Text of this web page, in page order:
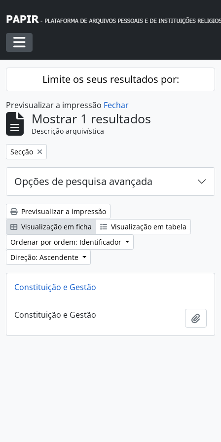
Toggle navigation
Limite os seus resultados por:
Previsualizar a impressão Fechar
Mostrar 1 resultados
Descrição arquivística
Remover filtro:
Secção
Opções de pesquisa avançada
Previsualizar a impressão
Visualização em ficha
Visualização em tabela
Ordenar por ordem: Identificador
Direção: Ascendente
Constituição e Gestão
Constituição e Gestão